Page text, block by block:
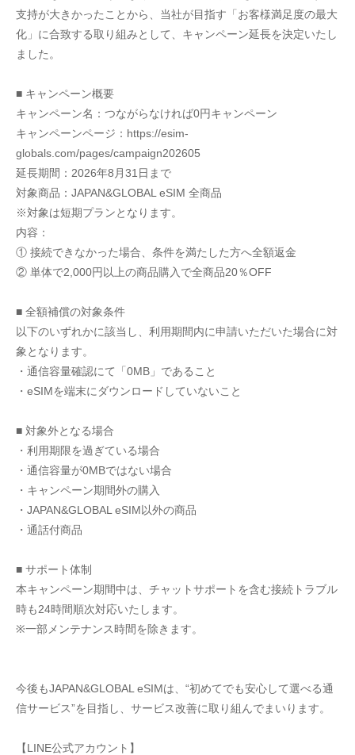
支持が大きかったことから、当社が目指す「お客様満足度の最大
化」に合致する取り組みとして、キャンペーン延長を決定いたし
ました。
■ キャンペーン概要
キャンペーン名：つながらなければ0円キャンペーン
キャンペーンページ：https://esim-
globals.com/pages/campaign202605
延長期間：2026年8月31日まで
対象商品：JAPAN&GLOBAL eSIM 全商品
※対象は短期プランとなります。
内容：
① 接続できなかった場合、条件を満たした方へ全額返金
② 単体で2,000円以上の商品購入で全商品20％OFF
■ 全額補償の対象条件
以下のいずれかに該当し、利用期間内に申請いただいた場合に対
象となります。
・通信容量確認にて「0MB」であること
・eSIMを端末にダウンロードしていないこと
■ 対象外となる場合
・利用期限を過ぎている場合
・通信容量が0MBではない場合
・キャンペーン期間外の購入
・JAPAN&GLOBAL eSIM以外の商品
・通話付商品
■ サポート体制
本キャンペーン期間中は、チャットサポートを含む接続トラブル
時も24時間順次対応いたします。
※一部メンテナンス時間を除きます。
今後もJAPAN&GLOBAL eSIMは、“初めてでも安心して選べる通
信サービス”を目指し、サービス改善に取り組んでまいります。
【LINE公式アカウント】